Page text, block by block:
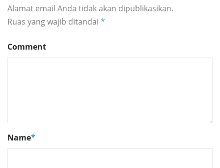
Alamat email Anda tidak akan dipublikasikan.
Ruas yang wajib ditandai *
Comment
Name*